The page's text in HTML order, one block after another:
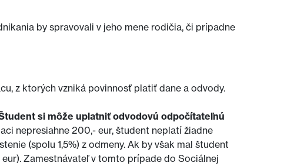
by spravovali v jeho mene rodičia, či prípadne
z ktorých vzniká povinnosť platiť dane a odvody.
si môže uplatniť odvodovú odpočítateľnú
nepresiahne 200,- eur, študent neplatí žiadne
(spolu 1,5%) z odmeny. Ak by však mal študent
Zamestnávateľ v tomto prípade do Sociálnej